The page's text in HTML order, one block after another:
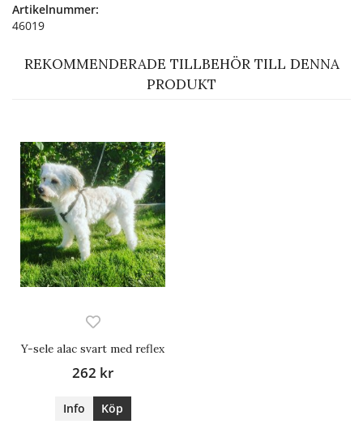
Artikelnummer:
46019
REKOMMENDERADE TILLBEHÖR TILL DENNA
PRODUKT
Y-sele alac svart med reflex
262 kr
Info Köp